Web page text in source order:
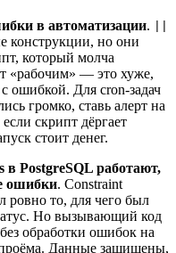
в автоматизации.
конструкции, но они
который молча
«рабочим» — это хуже,
ошибкой. Для cron-задач
громко, ставь алерт на
скрипт дёргает
стоит денег.
PostgreSQL работают,
ошибки. Constraint
ровно то, для чего был
Но вызывающий код
обработки ошибок на
Данные защищены,